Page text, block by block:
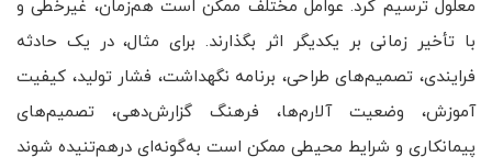
معلول ترسیم کرد. عوامل مختلف ممکن است هم‌زمان، غیرخطی و
با تأخیر زمانی بر یکدیگر اثر بگذارند. برای مثال، در یک حادثه
فرایندی، تصمیم‌های طراحی، برنامه نگهداشت، فشار تولید، کیفیت
آموزش، وضعیت آلارم‌ها، فرهنگ گزارش‌دهی، تصمیم‌های
پیمانکاری و شرایط محیطی ممکن است به‌گونه‌ای درهم‌تنیده شوند